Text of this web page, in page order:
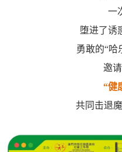
一
堕进了诱
勇敢的“哈
邀
“健
共同击退